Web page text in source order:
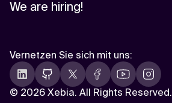
We are hiring!
© 2026 Xebia. All Rights Reserved.
Vernetzen Sie sich mit uns: